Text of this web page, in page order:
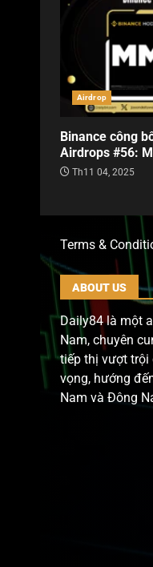
Airdrop
Binance công
Airdrops #56:
Th11 04, 2025
Terms &
ABOUT US
Daily84 là một
Nam, chuyên
tiếp thị vượt trội
vọng, hướng
Nam và Đông